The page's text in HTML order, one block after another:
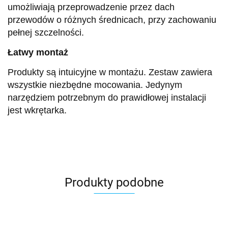
umożliwiają przeprowadzenie przez dach
przewodów o różnych średnicach, przy zachowaniu
pełnej szczelności.
Łatwy montaż
Produkty są intuicyjne w montażu. Zestaw zawiera
wszystkie niezbędne mocowania. Jedynym
narzędziem potrzebnym do prawidłowej instalacji
jest wkrętarka.
Produkty podobne